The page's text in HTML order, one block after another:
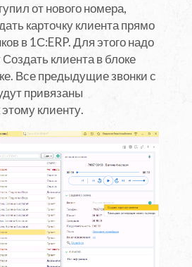
от нового номера,
карточку клиента прямо
в 1С:ERP. Для этого надо
Создать клиента в блоке
Все предыдущие звонки с
привязаны
клиенту.